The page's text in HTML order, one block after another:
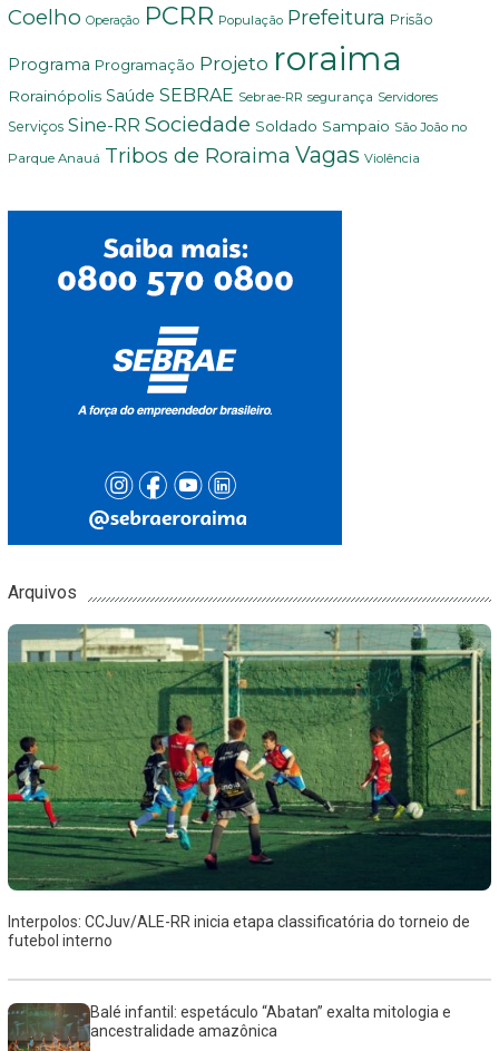
Coelho Operação PCRR População Prefeitura Prisão
Programa Programação Projeto roraima
Rorainópolis Saúde SEBRAE Sebrae-RR segurança Servidores
Serviços Sine-RR Sociedade Soldado Sampaio São João no
Parque Anauá Tribos de Roraima Vagas Violência
Arquivos
Interpolos: CCJuv/ALE-RR inicia etapa classificatória do torneio de
futebol interno
Balé infantil: espetáculo “Abatan” exalta mitologia e
ancestralidade amazônica